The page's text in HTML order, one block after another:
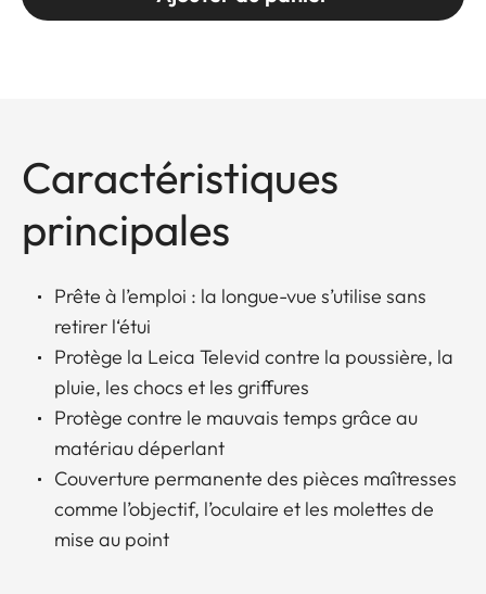
Caractéristiques
principales
Prête à l’emploi : la longue-vue s’utilise sans
retirer l‘étui
Protège la Leica Televid contre la poussière, la
pluie, les chocs et les griffures
Protège contre le mauvais temps grâce au
matériau déperlant
Couverture permanente des pièces maîtresses
comme l’objectif, l’oculaire et les molettes de
mise au point